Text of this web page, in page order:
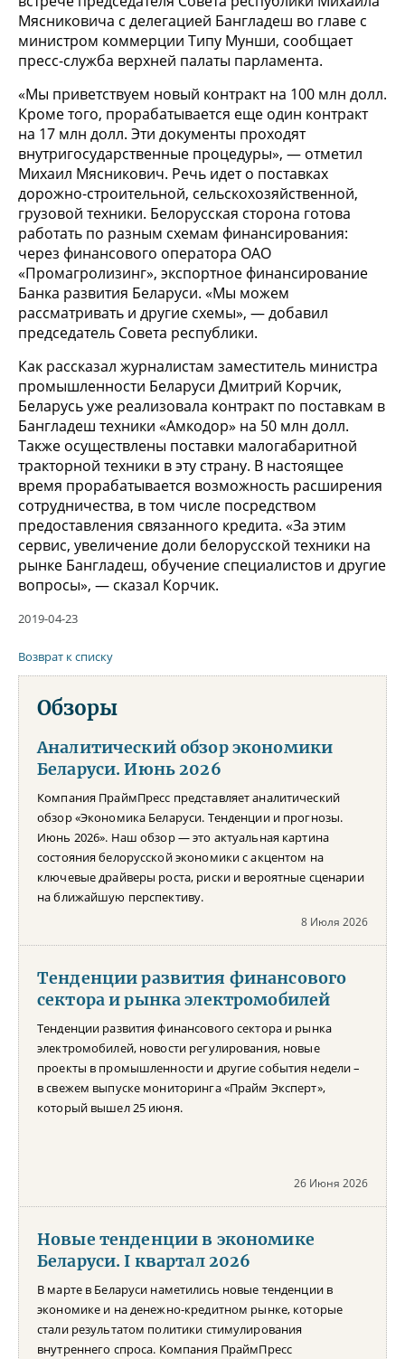
Мясниковича с делегацией Бангладеш во главе с
министром коммерции Типу Мунши, сообщает
пресс-служба верхней палаты парламента.
«Мы приветствуем новый контракт на 100 млн долл.
Кроме того, прорабатывается еще один контракт
на 17 млн долл. Эти документы проходят
внутригосударственные процедуры», — отметил
Михаил Мясникович. Речь идет о поставках
дорожно-строительной, сельскохозяйственной,
грузовой техники. Белорусская сторона готова
работать по разным схемам финансирования:
через финансового оператора ОАО
«Промагролизинг», экспортное финансирование
Банка развития Беларуси. «Мы можем
рассматривать и другие схемы», — добавил
председатель Совета республики.
Как рассказал журналистам заместитель министра
промышленности Беларуси Дмитрий Корчик,
Беларусь уже реализовала контракт по поставкам в
Бангладеш техники «Амкодор» на 50 млн долл.
Также осуществлены поставки малогабаритной
тракторной техники в эту страну. В настоящее
время прорабатывается возможность расширения
сотрудничества, в том числе посредством
предоставления связанного кредита. «За этим
сервис, увеличение доли белорусской техники на
рынке Бангладеш, обучение специалистов и другие
вопросы», — сказал Корчик.
2019-04-23
Возврат к списку
Обзоры
Аналитический обзор экономики
Беларуси. Июнь 2026
Компания ПраймПресс представляет аналитический
обзор «Экономика Беларуси. Тенденции и прогнозы.
Июнь 2026». Наш обзор — это актуальная картина
состояния белорусской экономики с акцентом на
ключевые драйверы роста, риски и вероятные сценарии
на ближайшую перспективу.
8 Июля 2026
Тенденции развития финансового
сектора и рынка электромобилей
Тенденции развития финансового сектора и рынка
электромобилей, новости регулирования, новые
проекты в промышленности и другие события недели –
в свежем выпуске мониторинга «Прайм Эксперт»,
который вышел 25 июня.
26 Июня 2026
Новые тенденции в экономике
Беларуси. I квартал 2026
В марте в Беларуси наметились новые тенденции в
экономике и на денежно-кредитном рынке, которые
стали результатом политики стимулирования
внутреннего спроса. Компания ПраймПресс